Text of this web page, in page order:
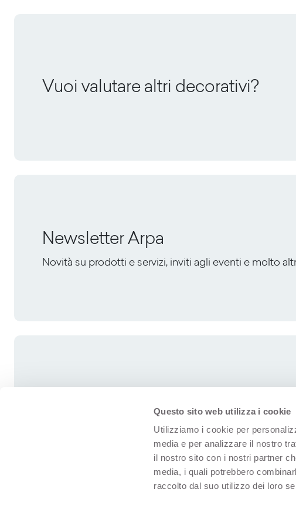
Questo sito web utilizza i cookie
Utilizziamo i cookie per
media e per analizzare il nostro
il nostro sito con i nostri partner
media, i quali potrebbero
raccolto dal suo utilizzo dei loro
Vuoi valutare altri decorativi?
Newsletter Arpa
Novità su prodotti e servizi, inviti agli eventi e molto